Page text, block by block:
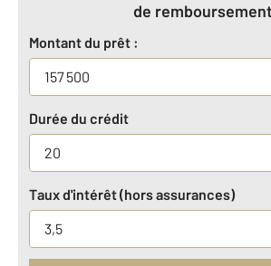
de remboursement
Montant du prêt :
Durée du crédit
Taux d'intérêt (hors assurances)